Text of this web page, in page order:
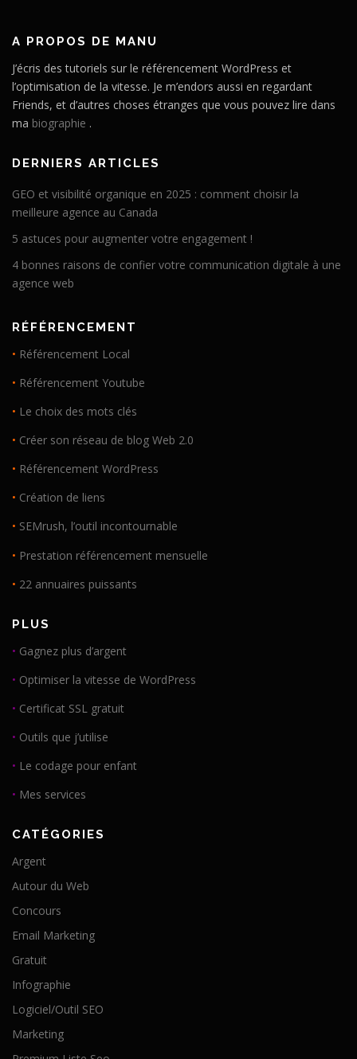
A PROPOS DE MANU
J’écris des tutoriels sur le référencement WordPress et
l’optimisation de la vitesse. Je m’endors aussi en regardant
Friends, et d’autres choses étranges que vous pouvez lire dans
ma biographie .
DERNIERS ARTICLES
GEO et visibilité organique en 2025 : comment choisir la
meilleure agence au Canada
5 astuces pour augmenter votre engagement !
4 bonnes raisons de confier votre communication digitale à une
agence web
RÉFÉRENCEMENT
• Référencement Local
• Référencement Youtube
• Le choix des mots clés
• Créer son réseau de blog Web 2.0
• Référencement WordPress
• Création de liens
• SEMrush, l’outil incontournable
• Prestation référencement mensuelle
• 22 annuaires puissants
PLUS
• Gagnez plus d’argent
• Optimiser la vitesse de WordPress
• Certificat SSL gratuit
• Outils que j’utilise
• Le codage pour enfant
• Mes services
CATÉGORIES
Argent
Autour du Web
Concours
Email Marketing
Gratuit
Infographie
Logiciel/Outil SEO
Marketing